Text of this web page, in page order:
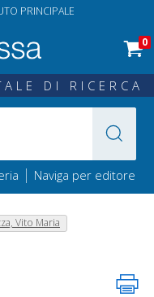
PRINCIPALE
0
DI RICERCA
| Naviga per editore
Vito Maria